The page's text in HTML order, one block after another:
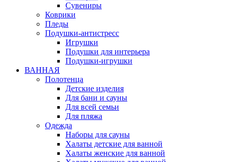
Сувениры
Коврики
Пледы
Подушки-антистресс
Игрушки
Подушки для интерьера
Подушки-игрушки
ВАННАЯ
Полотенца
Детские изделия
Для бани и сауны
Для всей семьи
Для пляжа
Одежда
Наборы для сауны
Халаты детские для ванной
Халаты женские для ванной